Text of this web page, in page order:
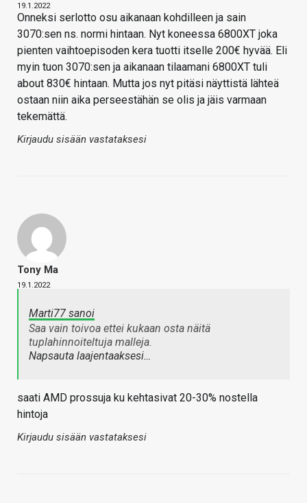
19.1.2022
Onneksi serlotto osu aikanaan kohdilleen ja sain
3070:sen ns. normi hintaan. Nyt koneessa 6800XT joka
pienten vaihtoepisoden kera tuotti itselle 200€ hyvää. Eli
myin tuon 3070:sen ja aikanaan tilaamani 6800XT tuli
about 830€ hintaan. Mutta jos nyt pitäsi näyttistä lähteä
ostaan niin aika perseestähän se olis ja jäis varmaan
tekemättä.
Kirjaudu sisään vastataksesi
Tony Ma
19.1.2022
Marti77 sanoi
Saa vain toivoa ettei kukaan osta näitä
tuplahinnoiteltuja malleja.
Napsauta laajentaaksesi…
saati AMD prossuja ku kehtasivat 20-30% nostella
hintoja
Kirjaudu sisään vastataksesi